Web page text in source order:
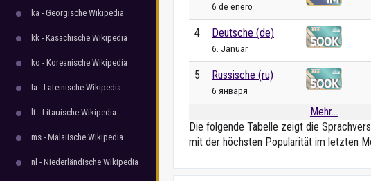
ka - Georgische Wikipedia
kk - Kasachische Wikipedia
ko - Koreanische Wikipedia
la - Lateinische Wikipedia
lt - Litauische Wikipedia
ms - Malaiische Wikipedia
nl - Niederländische Wikipedia
6 de enero
4 Deutsche (de)
6. Januar
5 Russische (ru)
6 января
Mehr...
Die folgende Tabelle zeigt die
mit der höchsten Popularität im letzten